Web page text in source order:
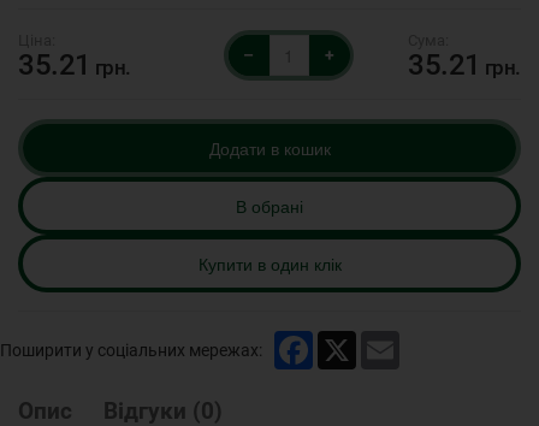
35.21 грн.
– + 35.21 грн.
Додати в кошик
В обрані
Купити в один клік
Поширити у соціальних мережах: Facebook
Опис Відгуки (0)